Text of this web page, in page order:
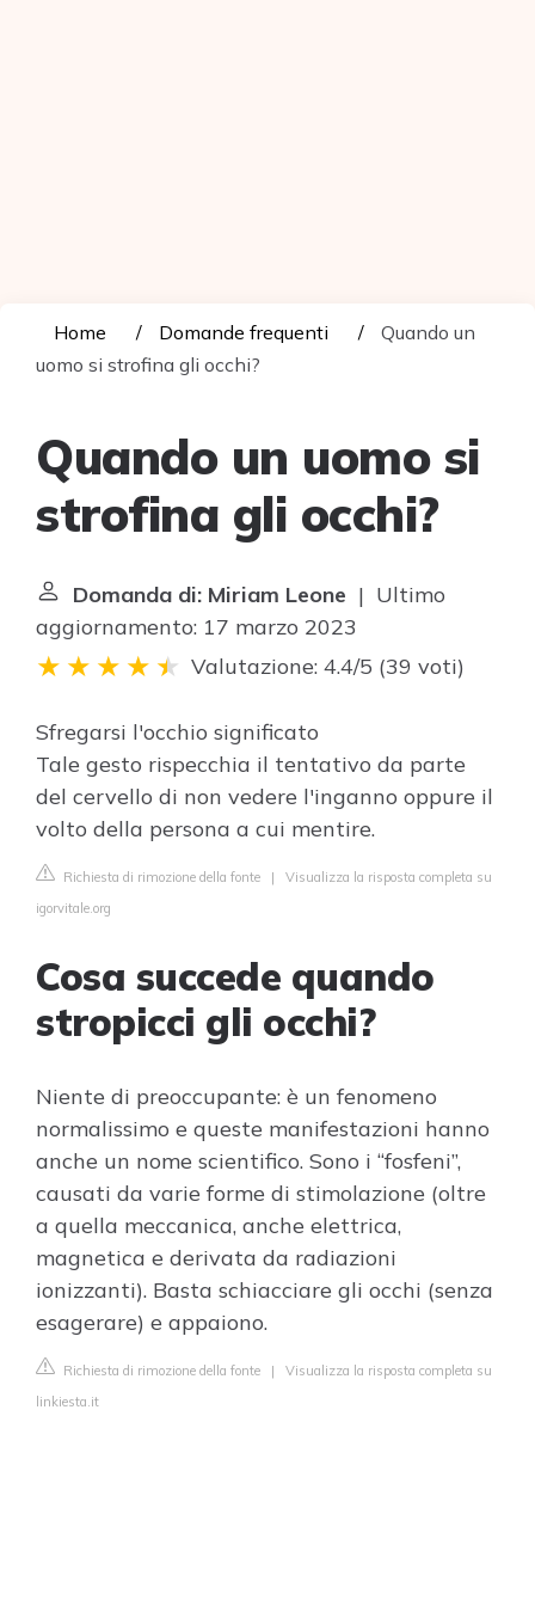
Home Domande frequenti
Quando un
uomo si strofina gli occhi?
Quando un uomo si
strofina gli occhi?
Domanda di: Miriam Leone | Ultimo
aggiornamento: 17 marzo 2023
Valutazione: 4.4/5 (39 voti)
Sfregarsi l'occhio significato
Tale gesto rispecchia il tentativo da parte
del cervello di non vedere l'inganno oppure il
volto della persona a cui mentire.
Richiesta di rimozione della fonte | Visualizza la risposta completa su
igorvitale.org
Cosa succede quando
stropicci gli occhi?
Niente di preoccupante: è un fenomeno
normalissimo e queste manifestazioni hanno
anche un nome scientifico. Sono i “fosfeni”,
causati da varie forme di stimolazione (oltre
a quella meccanica, anche elettrica,
magnetica e derivata da radiazioni
ionizzanti). Basta schiacciare gli occhi (senza
esagerare) e appaiono.
Richiesta di rimozione della fonte | Visualizza la risposta completa su
linkiesta.it